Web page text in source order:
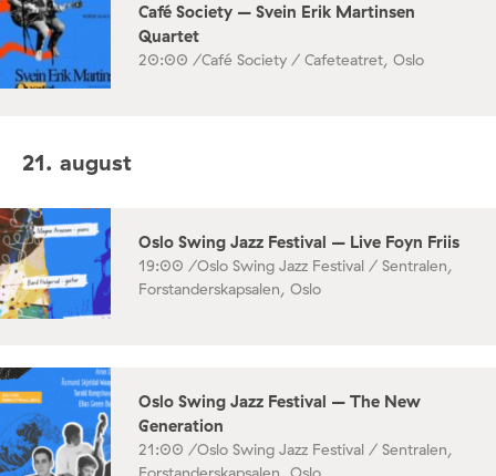
Café Society – Svein Erik Martinsen
Quartet
20:00 /Café Society / Cafeteatret, Oslo
21. august
Oslo Swing Jazz Festival – Live Foyn Friis
19:00 /Oslo Swing Jazz Festival / Sentralen,
Forstanderskapsalen, Oslo
Oslo Swing Jazz Festival – The New
Generation
21:00 /Oslo Swing Jazz Festival / Sentralen,